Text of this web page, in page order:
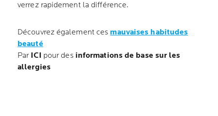
verrez rapidement la différence.
Découvrez également ces mauvaises habitudes
beauté
Par ICI pour des informations de base sur les
allergies